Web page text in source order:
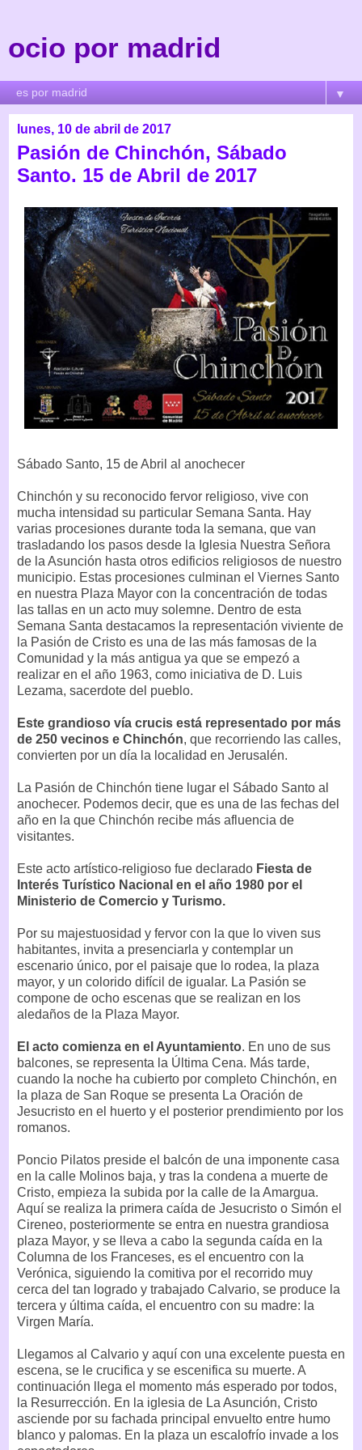
ocio por madrid
▼
lunes, 10 de abril de 2017
Pasión de Chinchón, Sábado
Santo. 15 de Abril de 2017
Sábado Santo, 15 de Abril al anochecer
Chinchón y su reconocido fervor religioso, vive con
mucha intensidad su particular Semana Santa. Hay
varias procesiones durante toda la semana, que van
trasladando los pasos desde la Iglesia Nuestra Señora
de la Asunción hasta otros edificios religiosos de nuestro
municipio. Estas procesiones culminan el Viernes Santo
en nuestra Plaza Mayor con la concentración de todas
las tallas en un acto muy solemne. Dentro de esta
Semana Santa destacamos la representación viviente de
la Pasión de Cristo es una de las más famosas de la
Comunidad y la más antigua ya que se empezó a
realizar en el año 1963, como iniciativa de D. Luis
Lezama, sacerdote del pueblo.
Este grandioso vía crucis está representado por más
de 250 vecinos e Chinchón, que recorriendo las calles,
convierten por un día la localidad en Jerusalén.
La Pasión de Chinchón tiene lugar el Sábado Santo al
anochecer. Podemos decir, que es una de las fechas del
año en la que Chinchón recibe más afluencia de
visitantes.
Este acto artístico-religioso fue declarado Fiesta de
Interés Turístico Nacional en el año 1980 por el
Ministerio de Comercio y Turismo.
Por su majestuosidad y fervor con la que lo viven sus
habitantes, invita a presenciarla y contemplar un
escenario único, por el paisaje que lo rodea, la plaza
mayor, y un colorido difícil de igualar. La Pasión se
compone de ocho escenas que se realizan en los
aledaños de la Plaza Mayor.
El acto comienza en el Ayuntamiento. En uno de sus
balcones, se representa la Última Cena. Más tarde,
cuando la noche ha cubierto por completo Chinchón, en
la plaza de San Roque se presenta La Oración de
Jesucristo en el huerto y el posterior prendimiento por los
romanos.
Poncio Pilatos preside el balcón de una imponente casa
en la calle Molinos baja, y tras la condena a muerte de
Cristo, empieza la subida por la calle de la Amargua.
Aquí se realiza la primera caída de Jesucristo o Simón el
Cireneo, posteriormente se entra en nuestra grandiosa
plaza Mayor, y se lleva a cabo la segunda caída en la
Columna de los Franceses, es el encuentro con la
Verónica, siguiendo la comitiva por el recorrido muy
cerca del tan logrado y trabajado Calvario, se produce la
tercera y última caída, el encuentro con su madre: la
Virgen María.
Llegamos al Calvario y aquí con una excelente puesta en
escena, se le crucifica y se escenifica su muerte. A
continuación llega el momento más esperado por todos,
la Resurrección. En la iglesia de La Asunción, Cristo
asciende por su fachada principal envuelto entre humo
blanco y palomas. En la plaza un escalofrío invade a los